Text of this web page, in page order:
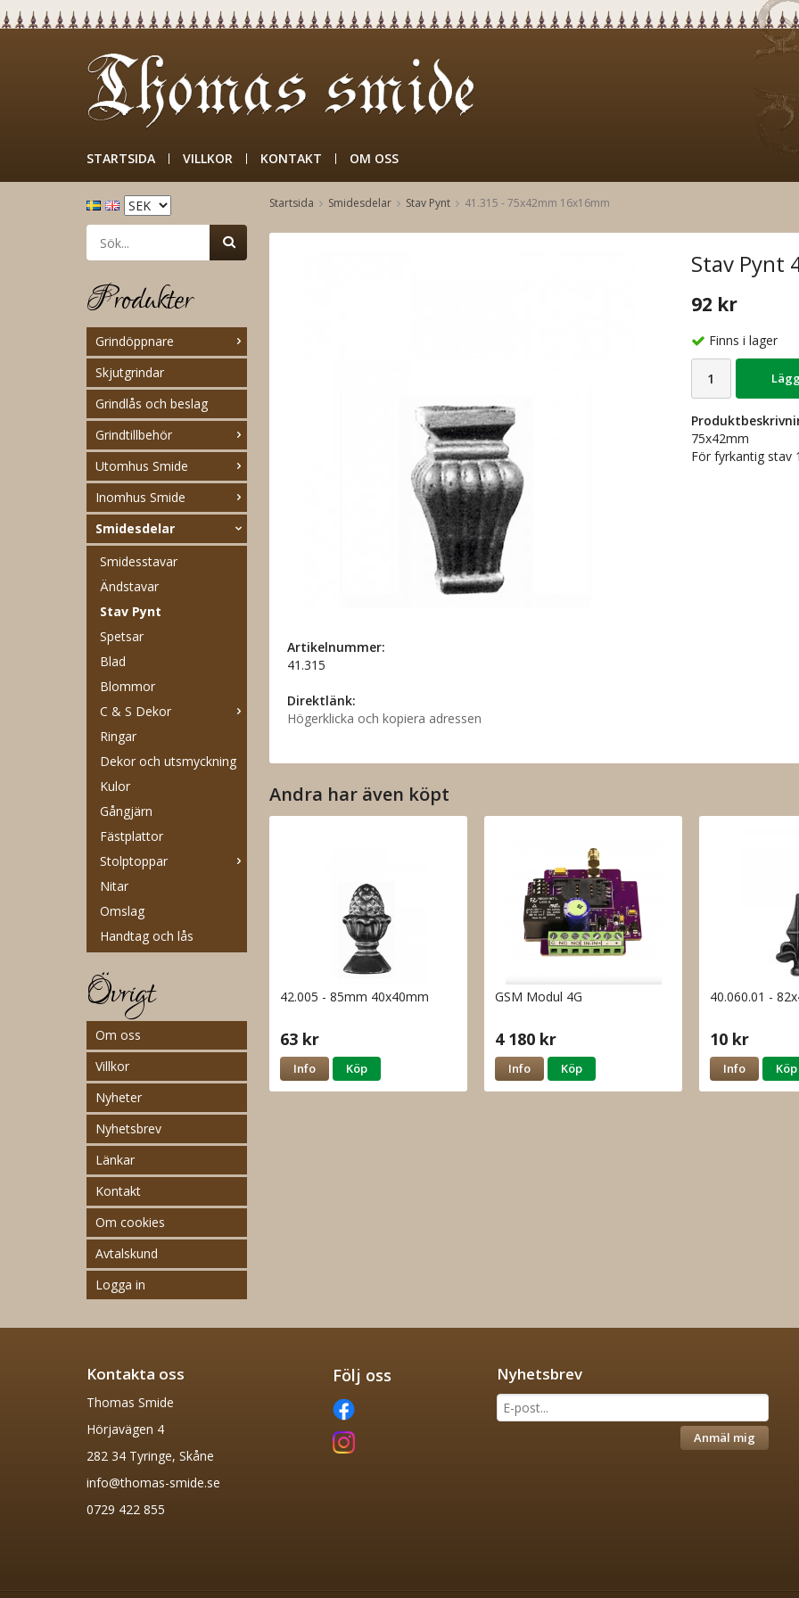
STARTSIDA VILLKOR KONTAKT OM OSS
Produkter
Grindöppnare
Skjutgrindar
Grindlås och beslag
Grindtillbehör
Utomhus Smide
Inomhus Smide
Smidesdelar
Smidesstavar
Ändstavar
Stav Pynt
Spetsar
Blad
Blommor
C & S Dekor
Ringar
Dekor och utsmyckning
Kulor
Gångjärn
Fästplattor
Stolptoppar
Nitar
Omslag
Handtag och lås
Övrigt
Om oss
Villkor
Nyheter
Nyhetsbrev
Länkar
Kontakt
Om cookies
Avtalskund
Logga in
Startsida Smidesdelar Stav Pynt 41.315 - 75x42mm 16x16mm
Stav Pynt
92 kr
Finns i lager
75x42mm
För fyrkantig stav
Artikelnummer:
41.315
Direktlänk:
Högerklicka och kopiera adressen
Andra har även köpt
42.005 - 85mm 40x40mm
63 kr
Info Köp
GSM Modul 4G
4 180 kr
Info Köp
40.060.01 -
10 kr
Info Köp
Kontakta oss
Thomas Smide
Hörjavägen 4
282 34 Tyringe, Skåne
info@thomas-smide.se
0729 422 855
Följ oss Nyhetsbrev
Anmäl mig